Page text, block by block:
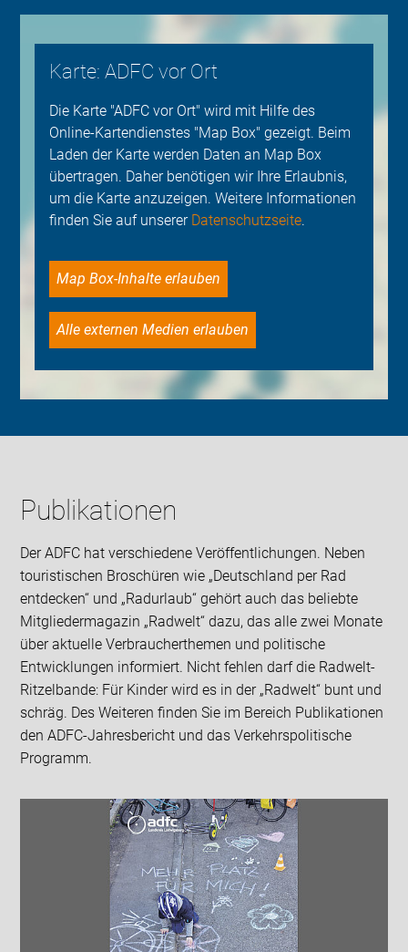
Karte: ADFC vor Ort
Die Karte "ADFC vor Ort" wird mit Hilfe des
Online-Kartendienstes "Map Box" gezeigt. Beim
Laden der Karte werden Daten an Map Box
übertragen. Daher benötigen wir Ihre Erlaubnis,
um die Karte anzuzeigen. Weitere Informationen
finden Sie auf unserer Datenschutzseite.
Map Box-Inhalte erlauben
Alle externen Medien erlauben
Publikationen
Der ADFC hat verschiedene Veröffentlichungen. Neben
touristischen Broschüren wie „Deutschland per Rad
entdecken“ und „Radurlaub“ gehört auch das beliebte
Mitgliedermagazin „Radwelt“ dazu, das alle zwei Monate
über aktuelle Verbraucherthemen und politische
Entwicklungen informiert. Nicht fehlen darf die Radwelt-
Ritzelbande: Für Kinder wird es in der „Radwelt“ bunt und
schräg. Des Weiteren finden Sie im Bereich Publikationen
den ADFC-Jahresbericht und das Verkehrspolitische
Programm.